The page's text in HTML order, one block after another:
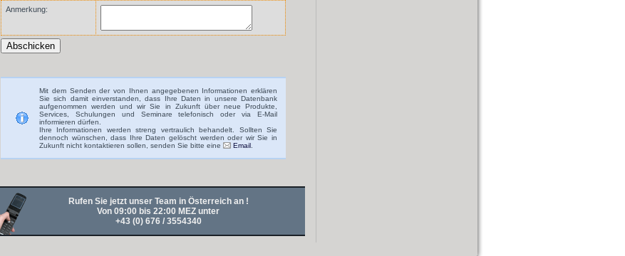
Anmerkung:
Mit dem Senden der von Ihnen angegebenen Informationen erklären
Sie sich damit einverstanden, dass Ihre Daten in unsere Datenbank
aufgenommen werden und wir Sie in Zukunft über neue Produkte,
Services, Schulungen und Seminare telefonisch oder via E-Mail
informieren dürfen.
Ihre Informationen werden streng vertraulich behandelt. Sollten Sie
dennoch wünschen, dass Ihre Daten gelöscht werden oder wir Sie in
Zukunft nicht kontaktieren sollen, senden Sie bitte eine
Email
Rufen Sie jetzt unser Team in Österreich an !
Von 09:00 bis 22:00 MEZ unter
+43 (0) 676 / 3554340